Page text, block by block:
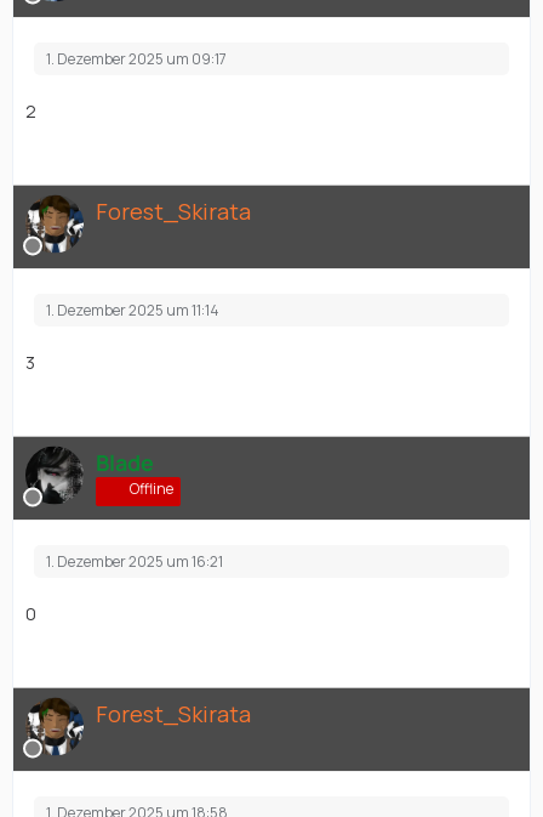
1. Dezember 2025 um 09:17
2
Forest_Skirata
1. Dezember 2025 um 11:14
3
Blade
Offline
1. Dezember 2025 um 16:21
0
Forest_Skirata
1. Dezember 2025 um 18:58